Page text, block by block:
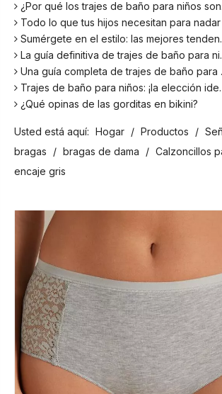
¿Por qué los trajes de baño para niños son más cómodos con elastano?
Todo lo que tus hijos necesitan para nadar este verano
Sumérgete en el estilo: las mejores tendencias en trajes de baño para niños de la temporada
La guía definitiva de trajes de baño para niños: comodidad, diseño y seguridad
Una guía completa de trajes de baño para niños: comodidad, estilo y seguridad para divertirse bajo el sol
Trajes de baño para niños: ¡la elección ideal para tus hijos!
¿Qué opinas de las gorditas en bikini?
¡El principal fabricante de trajes de baño en Bali!
¡Date un chapuzón con los trajes de baño para niños más populares de la temporada!
Como cualquier otro traje, el bañador infantil: un espacio agradable para relajarse en la playa
Todo lo que tus hijos necesitan para nadar este
Sumérgete en el estilo: las mejores tendencias en trajes de baño para niños de la temporada
La guía definitiva de trajes de baño para niños: comodidad, diseño y seguridad
Una guía completa de trajes de baño para niños: comodidad, estilo y seguridad para divertirse bajo el sol
Usted está aquí: Hogar / Productos /
bragas
/ bragas de dama / Calzoncillos
encaje gris